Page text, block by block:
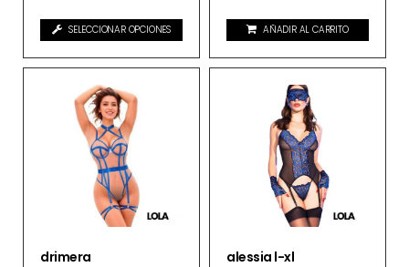
SELECCIONAR OPCIONES AÑADIR AL CARRITO
drimera alessia l-xl